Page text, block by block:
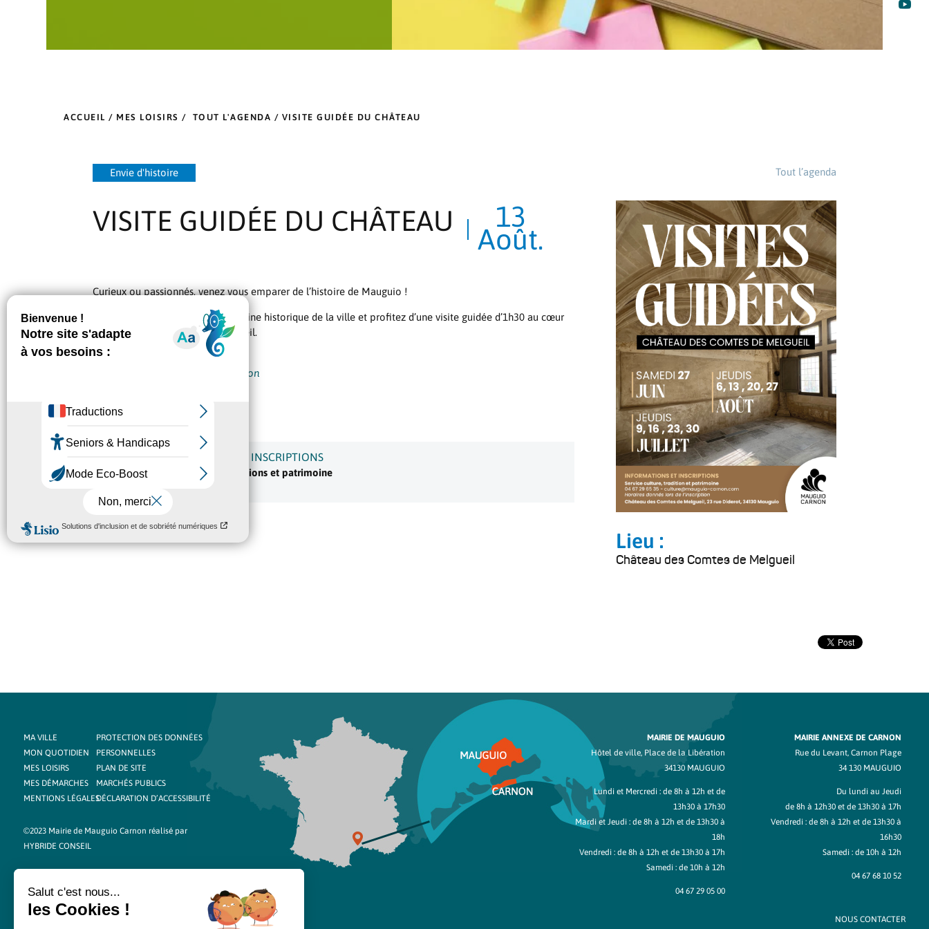

ACCUEIL / MES LOISIRS / TOUT L'AGENDA / VISITE GUIDÉE DU CHÂTEAU
Envie d'histoire
VISITE GUIDÉE DU CHÂTEAU 13
Août.
Curieux ou passionnés, venez vous emparer de l’histoire de Mauguio !
Partez à la découverte du patrimoine historique de la ville et profitez d’une visite guidée d’1h30 au cœur
du Château des Comtes de Melgueil.
Jeudi 13 août 2026
Horaires précisés lors de l’inscription
23 rue Diderot, 34130 Mauguio
 INFORMATIONS ET INSCRIPTIONS
Service culture, traditions et patrimoine
Tout l’agenda
Lieu :
Château des Comtes de Melgueil
MA VILLE
MON QUOTIDIEN
MES LOISIRS
MES DÉMARCHES
MENTIONS LÉGALES
©2023 Mairie de Mauguio Carnon réalisé par
HYBRIDE CONSEIL
PROTECTION DES DONNÉES
PERSONNELLES
PLAN DE SITE
MARCHÉS PUBLICS
DÉCLARATION D’ACCESSIBILITÉ
MAIRIE DE MAUGUIO
Hôtel de ville, Place de la Libération
34130 MAUGUIO
Lundi et Mercredi : de 8h à 12h et de
13h30 à 17h30
Mardi et Jeudi : de 8h à 12h et de 13h30 à
18h
Vendredi : de 8h à 12h et de 13h30 à 17h
Samedi : de 10h à 12h
04 67 29 05 00
MAIRIE ANNEXE DE CARNON
Rue du Levant, Carnon Plage
34 130 MAUGUIO
Du lundi au Jeudi
de 8h à 12h30 et de 13h30 à 17h
Vendredi : de 8h à 12h et de 13h30 à
16h30
Samedi : de 10h à 12h
04 67 68 10 52
NOUS CONTACTER
Salut c'est nous...
les Cookies !